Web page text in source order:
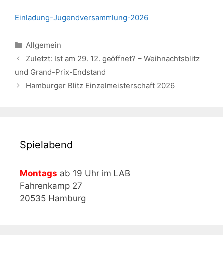
Einladung-Jugendversammlung-2026
Kategorien
Allgemein
Zuletzt: Ist am 29. 12. geöffnet? – Weihnachtsblitz
und Grand-Prix-Endstand
Hamburger Blitz Einzelmeisterschaft 2026
Spielabend
Montags ab 19 Uhr im LAB
Fahrenkamp 27
20535 Hamburg